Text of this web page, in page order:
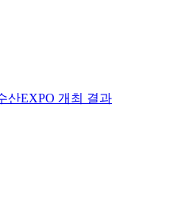
산EXPO 개최 결과